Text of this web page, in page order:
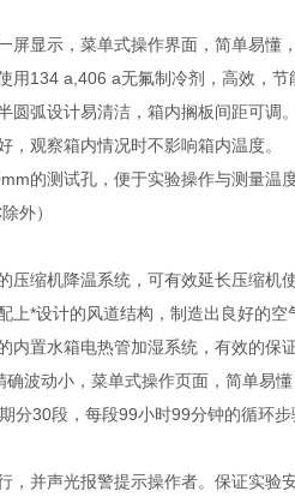
显示，菜单式操作界面，简单易懂，
134 a,406 a无氟制冷剂，高效，节
弧设计易清洁，箱内搁板间距可调。
观察箱内情况时不影响箱内温度。
的测试孔，便于实验操作与测量温度
外）
缩机降温系统，可有效延长压缩机使
*设计的风道结构，制造出良好的空
置水箱电热管加湿系统，有效的保证
动小，菜单式操作页面，简单易懂
30段，每段99小时99分钟的循环步
并声光报警提示操作者。保证实验安